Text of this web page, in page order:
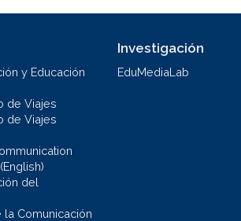
y Educación
de Viajes
de Viajes
del
la Comunicación
Investigación
EduMediaLab